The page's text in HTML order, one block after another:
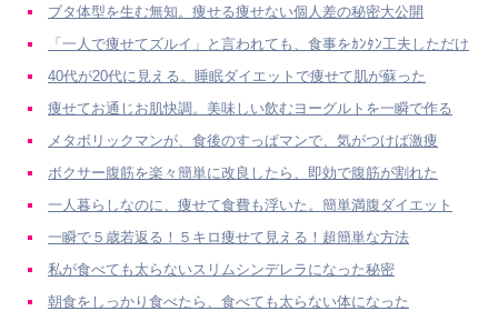
ブタ体型を生む無知。痩せる痩せない個人差の秘密大公開
「一人で痩せてズルイ」と言われても、食事をｶﾝﾀﾝ工夫しただけ
40代が20代に見える。睡眠ダイエットで痩せて肌が蘇った
痩せてお通じお肌快調。美味しい飲むヨーグルトを一瞬で作る
メタボリックマンが、食後のすっぱマンで、気がつけば激痩
ボクサー腹筋を楽々簡単に改良したら、即効で腹筋が割れた
一人暮らしなのに、痩せて食費も浮いた。簡単満腹ダイエット
一瞬で５歳若返る！５キロ痩せて見える！超簡単な方法
私が食べても太らないスリムシンデレラになった秘密
朝食をしっかり食べたら、食べても太らない体になった